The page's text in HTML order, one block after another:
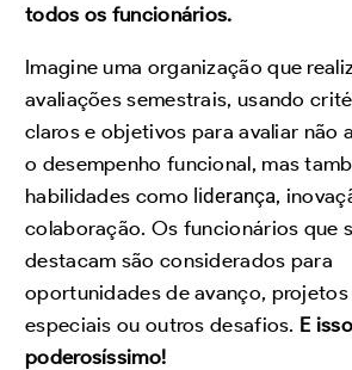
todos os funcionários.
Imagine uma organização que
avaliações semestrais, usando
claros e objetivos para avaliar não
o desempenho funcional, mas
habilidades como liderança,
colaboração. Os funcionários que
destacam são considerados para
oportunidades de avanço, projetos
especiais ou outros desafios. E
poderosíssimo!